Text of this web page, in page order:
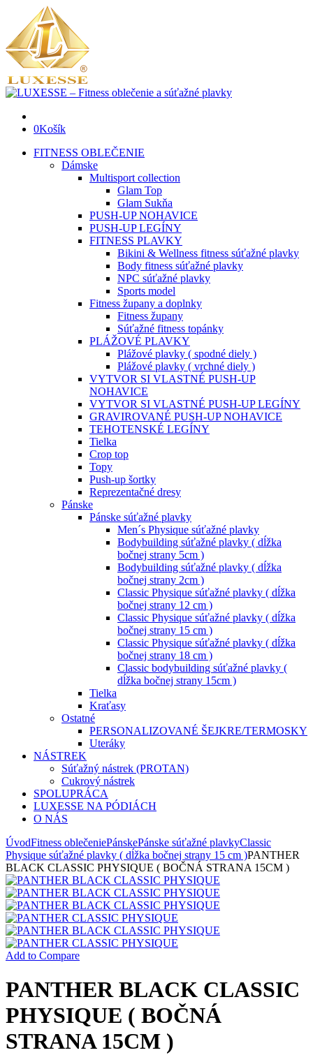
0Košík
FITNESS OBLEČENIE
Dámske
Multisport collection
Glam Top
Glam Sukňa
PUSH-UP NOHAVICE
PUSH-UP LEGÍNY
FITNESS PLAVKY
Bikini & Wellness fitness súťažné plavky
Body fitness súťažné plavky
NPC súťažné plavky
Sports model
Fitness župany a doplnky
Fitness župany
Súťažné fitness topánky
PLÁŽOVÉ PLAVKY
Plážové plavky ( spodné diely )
Plážové plavky ( vrchné diely )
VYTVOR SI VLASTNÉ PUSH-UP
NOHAVICE
VYTVOR SI VLASTNÉ PUSH-UP LEGÍNY
GRAVIROVANÉ PUSH-UP NOHAVICE
TEHOTENSKÉ LEGÍNY
Tielka
Crop top
Topy
Push-up šortky
Reprezentačné dresy
Pánske
Pánske súťažné plavky
Men´s Physique súťažné plavky
Bodybuilding súťažné plavky ( dĺžka
bočnej strany 5cm )
Bodybuilding súťažné plavky ( dĺžka
bočnej strany 2cm )
Classic Physique súťažné plavky ( dĺžka
bočnej strany 12 cm )
Classic Physique súťažné plavky ( dĺžka
bočnej strany 15 cm )
Classic Physique súťažné plavky ( dĺžka
bočnej strany 18 cm )
Classic bodybuilding súťažné plavky (
dĺžka bočnej strany 15cm )
Tielka
Kraťasy
Ostatné
PERSONALIZOVANÉ ŠEJKRE/TERMOSKY
Uteráky
NÁSTREK
Súťažný nástrek (PROTAN)
Cukrový nástrek
SPOLUPRÁCA
LUXESSE NA PÓDIÁCH
O NÁS
ÚvodFitness oblečeniePánskePánske súťažné plavkyClassic
Physique súťažné plavky ( dĺžka bočnej strany 15 cm )PANTHER
BLACK CLASSIC PHYSIQUE ( BOČNÁ STRANA 15CM )
Add to Compare
PANTHER BLACK CLASSIC
PHYSIQUE ( BOČNÁ
STRANA 15CM )